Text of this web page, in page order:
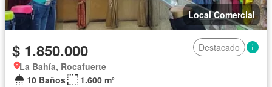
Local Comercial
$ 1.850.000
Destacado
La Bahía, Rocafuerte
10 Baños
1.600 m²